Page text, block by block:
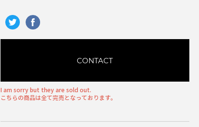
CONTACT
I am sorry but they are sold out.
こちらの商品は全て完売となっております。